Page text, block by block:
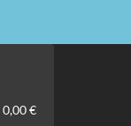
0,00 €